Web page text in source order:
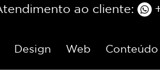
ao cliente:
Design Web Conteúdo